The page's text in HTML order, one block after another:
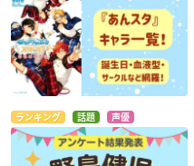
ランキング 話題 声優